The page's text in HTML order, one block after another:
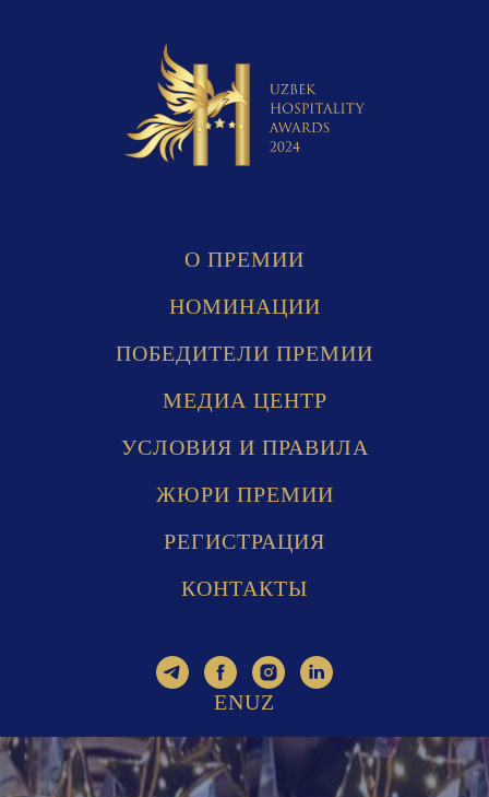
O ПРЕМИИ
НОМИНАЦИИ
ПОБЕДИТЕЛИ ПРЕМИИ
МЕДИА ЦЕНТР
УСЛОВИЯ И ПРАВИЛА
ЖЮРИ ПРЕМИИ
РЕГИСТРАЦИЯ
КОНТАКТЫ
ENUZ